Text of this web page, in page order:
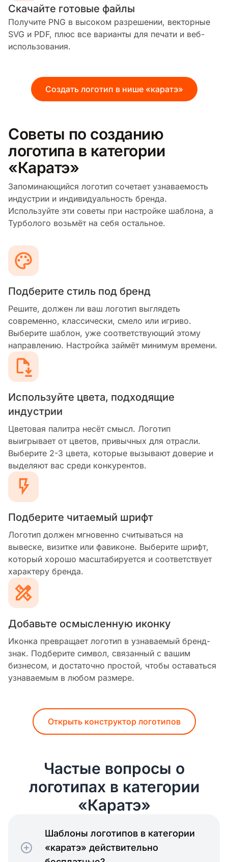
Скачайте готовые файлы
Получите PNG в высоком разрешении, векторные
SVG и PDF, плюс все варианты для печати и веб-
использования.
Создать логотип в нише «каратэ»
Советы по созданию
логотипа в категории
«Каратэ»
Запоминающийся логотип сочетает узнаваемость
индустрии и индивидуальность бренда.
Используйте эти советы при настройке шаблона, а
Турболого возьмёт на себя остальное.
Подберите стиль под бренд
Решите, должен ли ваш логотип выглядеть
современно, классически, смело или игриво.
Выберите шаблон, уже соответствующий этому
направлению. Настройка займёт минимум времени.
Используйте цвета, подходящие
индустрии
Цветовая палитра несёт смысл. Логотип
выигрывает от цветов, привычных для отрасли.
Выберите 2-3 цвета, которые вызывают доверие и
выделяют вас среди конкурентов.
Подберите читаемый шрифт
Логотип должен мгновенно считываться на
вывеске, визитке или фавиконе. Выберите шрифт,
который хорошо масштабируется и соответствует
характеру бренда.
Добавьте осмысленную иконку
Иконка превращает логотип в узнаваемый бренд-
знак. Подберите символ, связанный с вашим
бизнесом, и достаточно простой, чтобы оставаться
узнаваемым в любом размере.
Открыть конструктор логотипов
Частые вопросы о
логотипах в категории
«Каратэ»
Шаблоны логотипов в категории
«каратэ» действительно